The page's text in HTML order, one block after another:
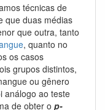
técnicas de
que duas médias
que outra, tanto
, quanto no
os casos
grupos distintos,
ou gênero
análogo ao teste
de obter o p-